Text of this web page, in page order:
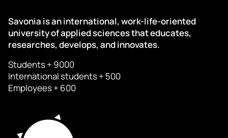
Savonia is an international, work-life-oriented
university of applied sciences that educates,
researches, develops, and innovates.
Students + 9000
International students + 500
Employees + 600